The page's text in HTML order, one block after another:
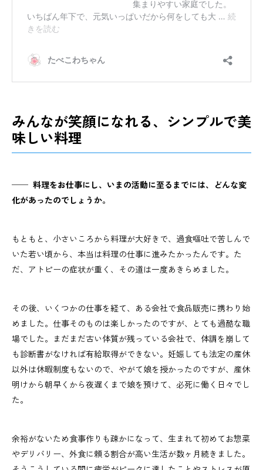
みんなが笑顔になれる、シンプルで美
味しい料理
── 料理をお仕事にし、いまの活動に至るまでには、どんな変
化があったのでしょうか。
もともと、小さいころから料理が大好きで、過食嘔吐で苦しんで
いた若い頃から、本当は料理の仕事に進みたかったんです。た
だ、アトピーの症状が重く、その道は一度あきらめました。
その後、いくつかの仕事を経て、ある会社で食品販売に携わり始
めました。仕事そのものは楽しかったのですが、とても過酷な職
場でした。まだまだ古い体質が残っている会社で、体調を崩して
も診断書がなければ有給取得ができない。妊娠しても法定の産休
以外は休暇制度もないので、やがて娘を授かったのですが、産休
明けから朝早くから夜遅くまで娘を預けて、必死に働く日々でし
た。
余裕がないため食事作りも疎かになって、生まれて初めてお惣菜
やデリバリー、外食に頼る割合が高い生活が数ヶ月続きました。